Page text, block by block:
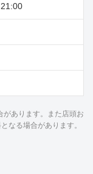
あります。また店頭お
なる場合があります。